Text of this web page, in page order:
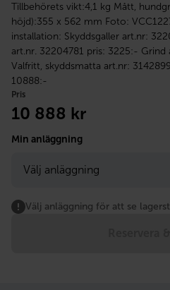
Tillbehörets vikt:4,1 kg Mått,
höjd):355 x 562 mm Foto:
installation: Skyddsgaller art.nr:
art.nr. 32204781 pris: 3225:-
Valfritt, skyddsmatta art.nr:
10888:-
Pris
10 888 kr
Min anläggning
Välj anläggning för att se